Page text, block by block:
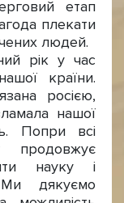
етап
плекати
людей.
рік у час
країни.
росією,
нашої
Попри всі
продовжує
науку і
Ми дякуємо